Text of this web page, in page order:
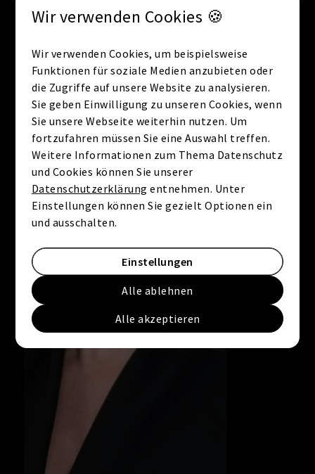
Wir verwenden Cookies 🍪
Wir verwenden Cookies, um beispielsweise
Funktionen für soziale Medien anzubieten oder
die Zugriffe auf unsere Website zu analysieren.
Sie geben Einwilligung zu unseren Cookies, wenn
Sie unsere Webseite weiterhin nutzen. Um
fortzufahren müssen Sie eine Auswahl treffen.
Weitere Informationen zum Thema Datenschutz
und Cookies können Sie unserer
Datenschutzerklärung entnehmen. Unter
Einstellungen können Sie gezielt Optionen ein
und ausschalten.
Einstellungen
Alle ablehnen
Alle akzeptieren